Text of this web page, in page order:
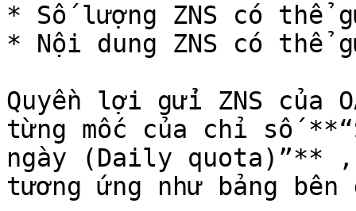
* Số lượng ZNS có thể
* Nội dung ZNS có thể
Quyền lợi gửi ZNS của
từng mốc của chỉ số
ngày (Daily quota)”**
tương ứng như bảng bên